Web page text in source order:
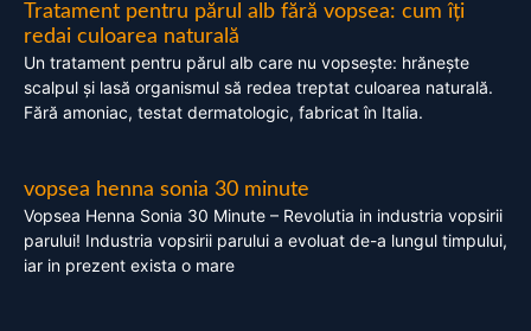
Tratament pentru părul alb fără vopsea: cum îți
redai culoarea naturală
Un tratament pentru părul alb care nu vopsește: hrănește
scalpul și lasă organismul să redea treptat culoarea naturală.
Fără amoniac, testat dermatologic, fabricat în Italia.
vopsea henna sonia 30 minute
Vopsea Henna Sonia 30 Minute – Revolutia in industria vopsirii
parului! Industria vopsirii parului a evoluat de-a lungul timpului,
iar in prezent exista o mare